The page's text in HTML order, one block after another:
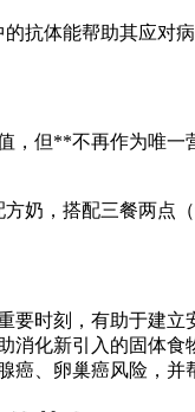
抗体能帮助其应对病
，但**不再作为唯
奶，搭配三餐两点
要时刻，有助于建立
消化新引入的固体食
癌、卵巢癌风险，并